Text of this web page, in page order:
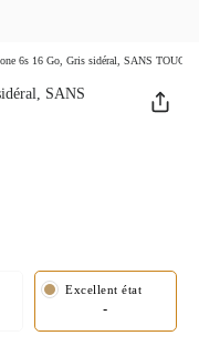
6s 16 Go, Gris sidéral, SANS TOUCH
SANS
Excellent état
-